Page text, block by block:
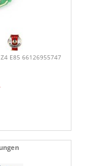
Z4 E85 66126955747